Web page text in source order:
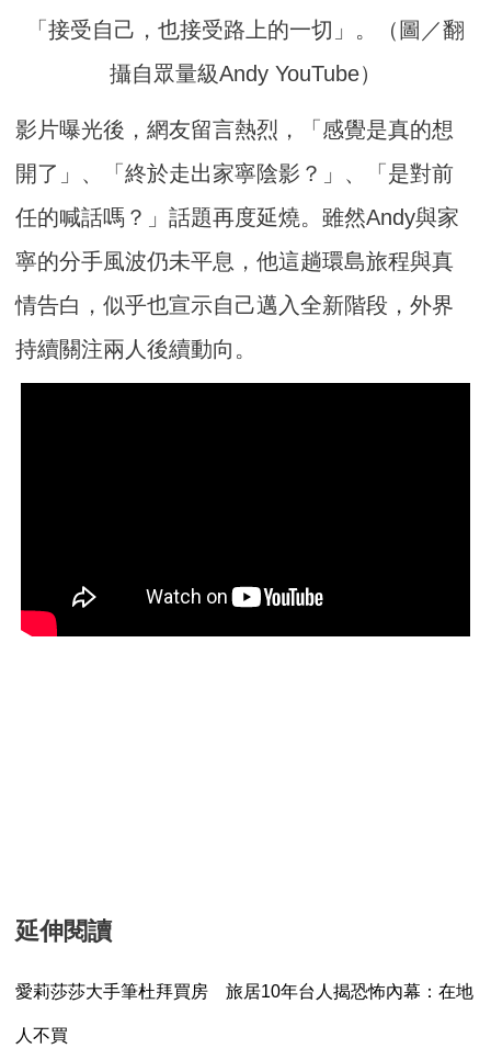
「接受自己，也接受路上的一切」。（圖／翻
攝自眾量級Andy YouTube）
影片曝光後，網友留言熱烈，「感覺是真的想
開了」、「終於走出家寧陰影？」、「是對前
任的喊話嗎？」話題再度延燒。雖然Andy與家
寧的分手風波仍未平息，他這趟環島旅程與真
情告白，似乎也宣示自己邁入全新階段，外界
持續關注兩人後續動向。
延伸閱讀
愛莉莎莎大手筆杜拜買房 旅居10年台人揭恐怖內幕：在地
人不買